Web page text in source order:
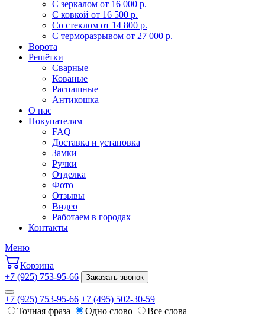
С зеркалом от 16 000 р.
С ковкой от 16 500 р.
Со стеклом от 14 800 р.
С терморазрывом от 27 000 р.
Ворота
Решётки
Сварные
Кованые
Распашные
Антикошка
О нас
Покупателям
FAQ
Доставка и установка
Замки
Ручки
Отделка
Фото
Отзывы
Видео
Работаем в городах
Контакты
Меню
Корзина
+7 (925) 753-95-66
Заказать звонок
+7 (925) 753-95-66 +7 (495) 502-30-59
Точная фраза
Одно слово Все слова